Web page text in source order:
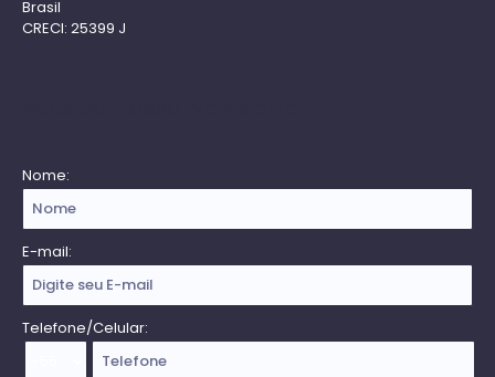
Brasil
CRECI: 25399 J
Nome:
E-mail:
Telefone/Celular: